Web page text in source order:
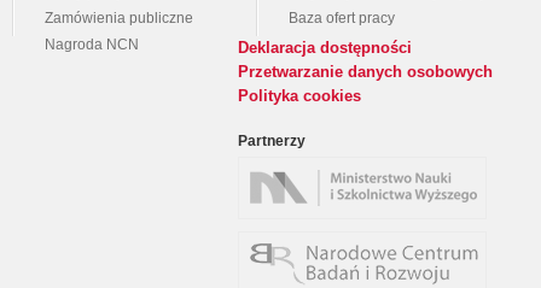
Zamówienia publiczne
Nagroda NCN
Baza ofert pracy
Deklaracja dostępności
Przetwarzanie danych osobowych
Polityka cookies
Partnerzy